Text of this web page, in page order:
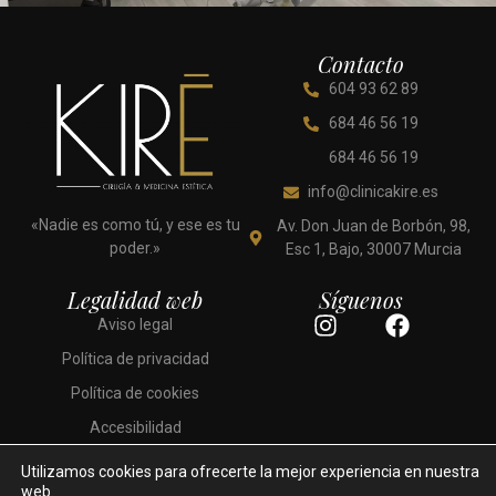
«Nadie es como tú, y ese es tu
poder.»
Contacto
604 93 62 89
684 46 56 19
684 46 56 19
info@clinicakire.es
Av. Don Juan de Borbón, 98,
Esc 1, Bajo, 30007 Murcia
Legalidad web
Aviso legal
Política de privacidad
Política de cookies
Accesibilidad
Síguenos
I
g
r
F
o
o
Utilizamos cookies para ofrecerte la mejor experiencia en nuestra
web.